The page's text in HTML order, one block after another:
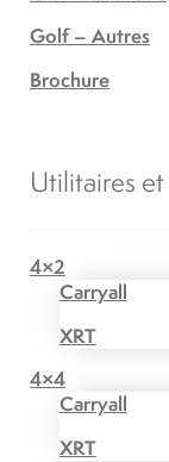
Golf – Autres
Brochure
Utilitaires
4×2
Carryall
XRT
4×4
Carryall
XRT